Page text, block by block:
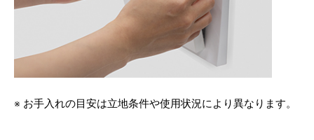
※ お手入れの目安は立地条件や使用状況により異なります。